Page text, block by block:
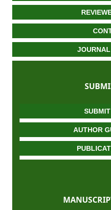
AUTHOR